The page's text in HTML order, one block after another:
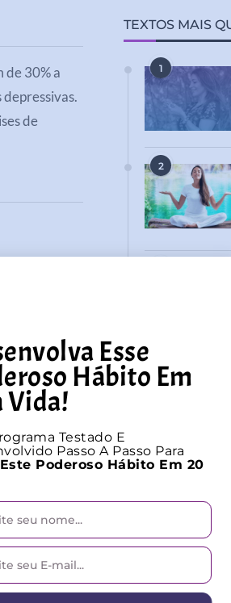
de 30% a
depressivas.
de
saindo
para o
e
TEXTOS MAIS
1
2
4
5
Esse
Hábito Em
Vida!
Testado E
Passo A Passo Para
Poderoso Hábito Em 20